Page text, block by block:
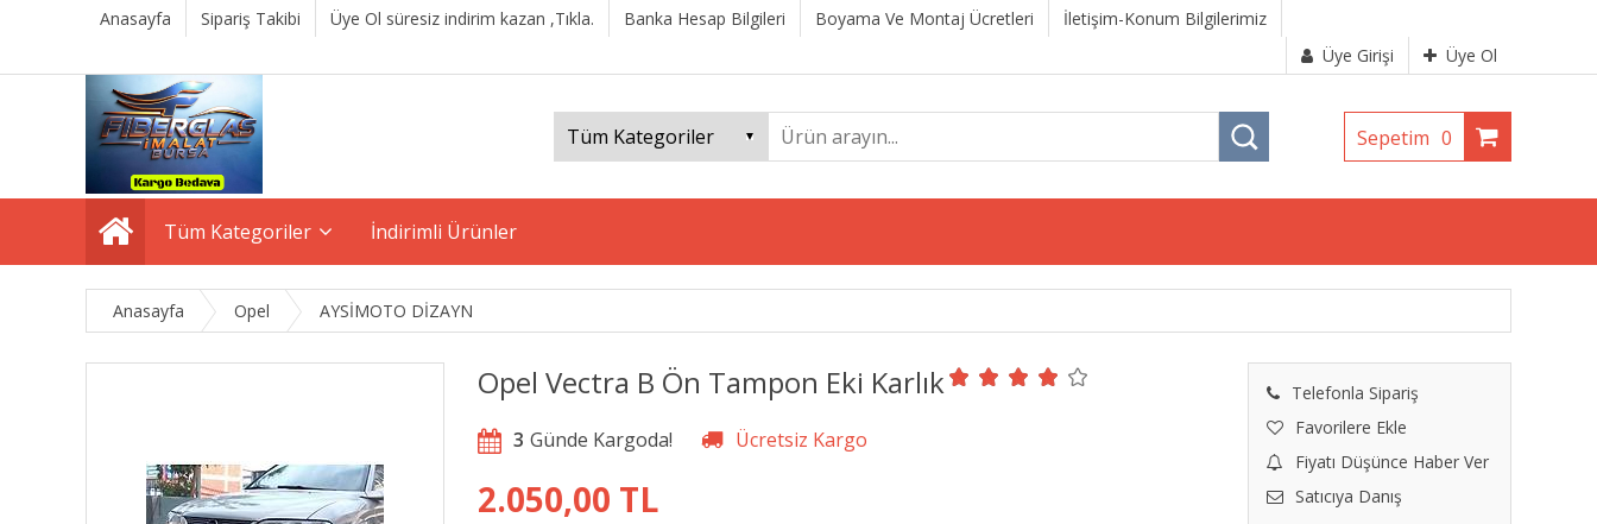
Anasayfa Sipariş Takibi Üye Ol süresiz indirim kazan ,Tıkla. Banka Hesap Bilgileri Boyama Ve Montaj Ücretleri
İletişim-Konum Bilgilerimiz
Üye Girişi
Üye Ol
Sepetim 0
Tüm Kategoriler İndirimli Ürünler
Anasayfa Opel AYSİMOTO DİZAYN
Opel Vectra B Ön Tampon Eki Karlık
Telefonla Sipariş
Favorilere Ekle
Fiyatı Düşünce Haber Ver
Satıcıya Danış
3
2.050,00 TL